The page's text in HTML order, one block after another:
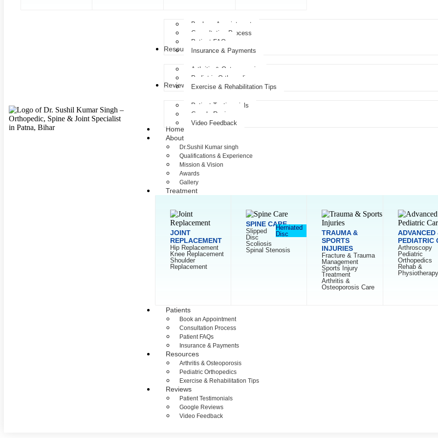
Book an Appointment
Consultation Process
Patient FAQs
Insurance & Payments
Resources
Arthritis & Osteoporosis
Pediatric Orthopedics
Exercise & Rehabilitation Tips
Reviews
Patient Testimonials
Google Reviews
Video Feedback
Home
About
Dr.Sushil Kumar singh
Qualifications & Experience
Mission & Vision
Awards
Gallery
Treatment
JOINT
REPLACEMENT
Hip Replacement
Knee Replacement
Shoulder
Replacement
SPINE CARE
Slipped
Disc
Herniated
Disc
Scoliosis
Spinal Stenosis
TRAUMA &
SPORTS
INJURIES
Fracture & Trauma
Management
Sports Injury
Treatment
Arthritis &
Osteoporosis Care
ADVANCED
PEDIATRIC
Arthroscopy
Pediatric
Orthopedics
Rehab &
Physiotherapy
Patients
Book an Appointment
Consultation Process
Patient FAQs
Insurance & Payments
Resources
Arthritis & Osteoporosis
Pediatric Orthopedics
Exercise & Rehabilitation Tips
Reviews
Patient Testimonials
Google Reviews
Video Feedback